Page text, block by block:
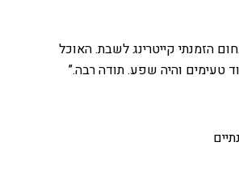
הזמנתי קייטרינג לשבת. האוכל
טעימים והיה שפע. תודה רבה.”